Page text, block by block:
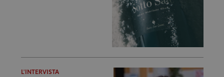
L'INTERVISTA